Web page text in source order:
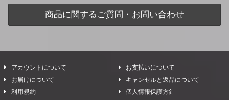
商品に関するご質問・お問い合わせ
アカウントについて
お支払いについて
お届けについて
キャンセルと返品について
利用規約
個人情報保護方針